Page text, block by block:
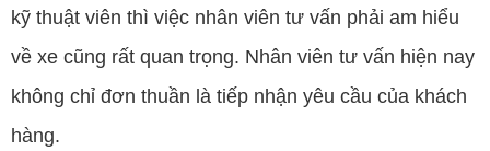
kỹ thuật viên thì việc nhân viên tư vấn phải am hiểu
về xe cũng rất quan trọng. Nhân viên tư vấn hiện nay
không chỉ đơn thuần là tiếp nhận yêu cầu của khách
hàng.